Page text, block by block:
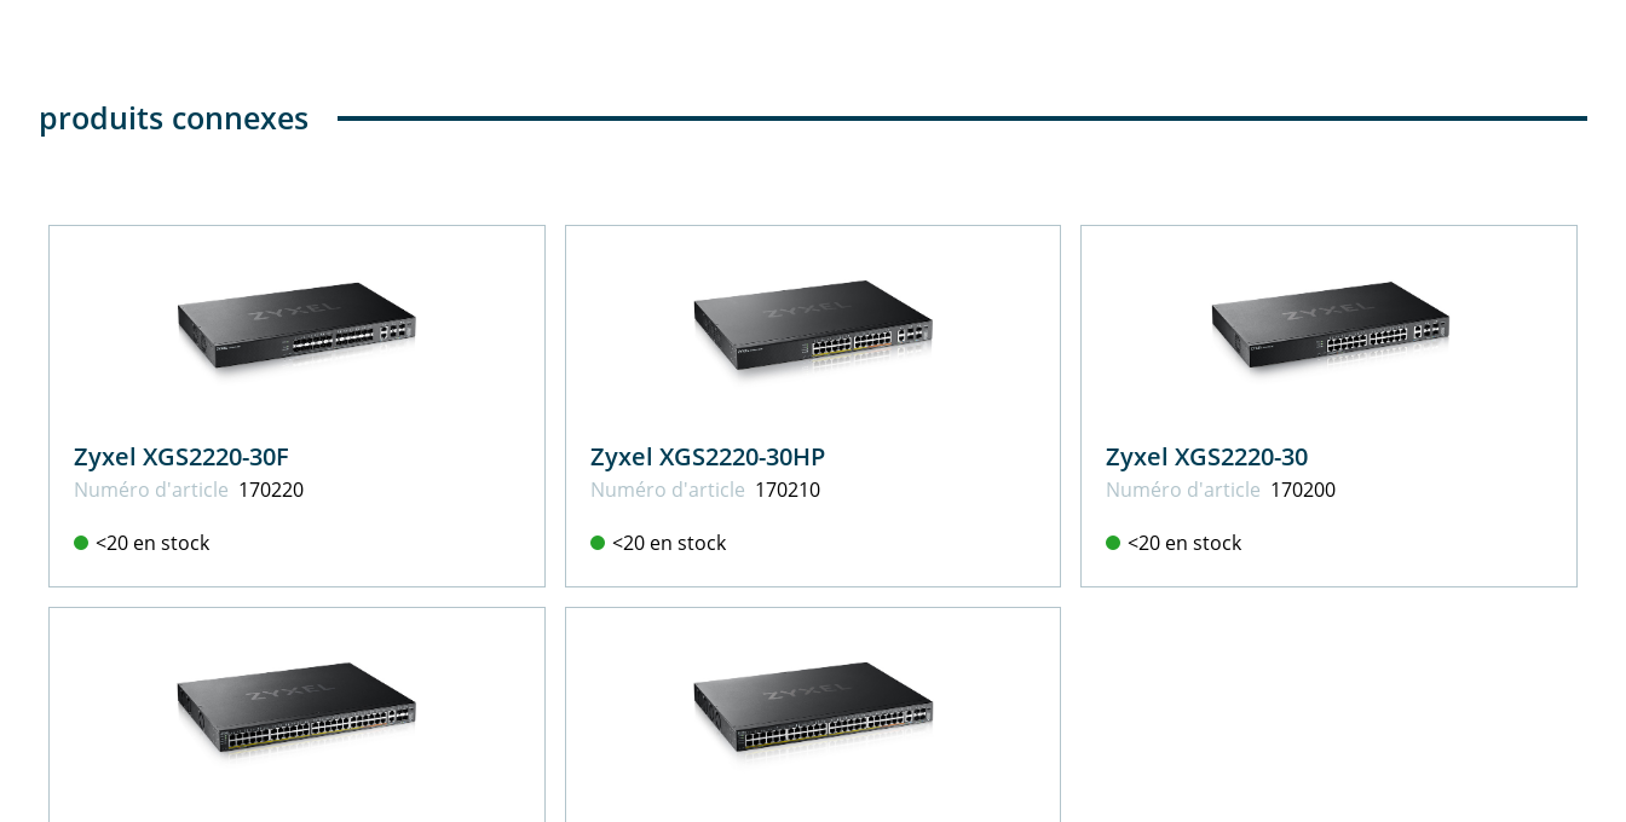
produits connexes
Zyxel XGS2220-30F
Numéro d'article 170220
<20 en stock
Zyxel XGS2220-30HP
Numéro d'article 170210
<20 en stock
Zyxel XGS2220-30
Numéro d'article 170200
<20 en stock